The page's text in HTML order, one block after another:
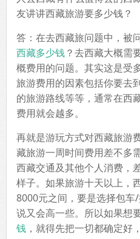
友讲讲西藏旅游要多少钱？
答：在去西藏旅问题中，被
西藏多少钱？去西藏大概需
概费用的问题。其实这是受
旅游费用的因素包括你要去
的旅游路线等等，通常在西
费用就会越多。
再就是游玩方式对西藏旅游
藏旅游一周时间费用差不多
西藏交通及其他个人消费，
样子。如果旅游十天以上，
8000元之间，要是选择包
说又会高一些。所以如果想
钱 ，就得先把一切都确定好